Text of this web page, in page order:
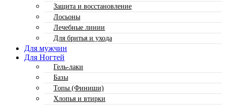
Защита и восстановление
Лосьоны
Лечебные линии
Для бритья и ухода
Для мужчин
Для Ногтей
Гель-лаки
Базы
Топы (Финиши)
Хлопья и втирки